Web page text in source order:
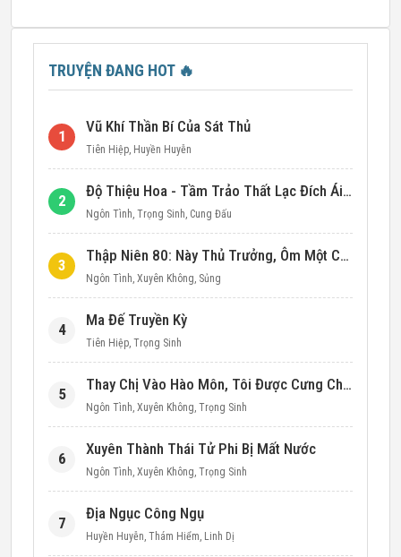
TRUYỆN ĐANG HOT 🔥
1
Vũ Khí Thần Bí Của Sát Thủ
Tiên Hiệp, Huyền Huyễn
2
Độ Thiệu Hoa - Tầm Trảo Thất Lạc Đích Ái Tình
Ngôn Tình, Trọng Sinh, Cung Đấu
3
Thập Niên 80: Này Thủ Trưởng, Ôm Một Cái Đi!
Ngôn Tình, Xuyên Không, Sủng
4
Ma Đế Truyền Kỳ
Tiên Hiệp, Trọng Sinh
5
Thay Chị Vào Hào Môn, Tôi Được Cưng Chiều Hết Mực (Thập Niên 90)
Ngôn Tình, Xuyên Không, Trọng Sinh
6
Xuyên Thành Thái Tử Phi Bị Mất Nước
Ngôn Tình, Xuyên Không, Trọng Sinh
7
Địa Ngục Công Ngụ
Huyền Huyễn, Thám Hiểm, Linh Dị